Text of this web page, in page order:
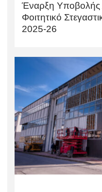
Έναρξη Υποβολής
Φοιτητικό
2025-26